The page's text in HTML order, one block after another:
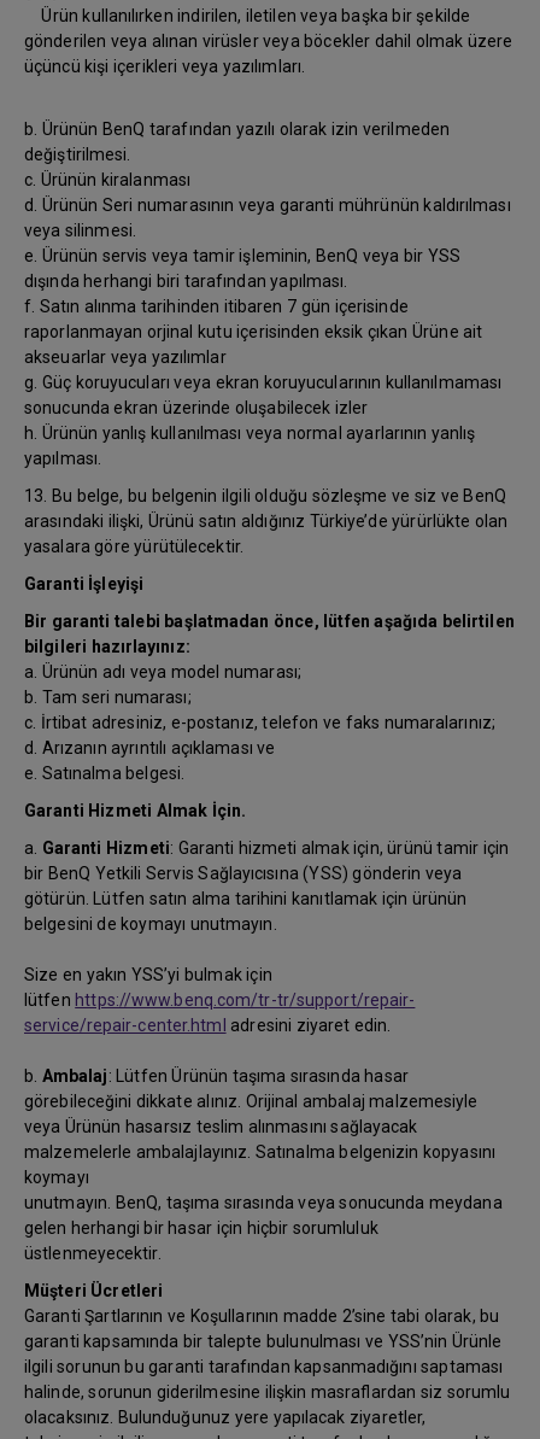
Ürün kullanılırken indirilen, iletilen veya başka bir şekilde
gönderilen veya alınan virüsler veya böcekler dahil olmak üzere
üçüncü kişi içerikleri veya yazılımları.
b. Ürünün BenQ tarafından yazılı olarak izin verilmeden
değiştirilmesi.
c. Ürünün kiralanması
d. Ürünün Seri numarasının veya garanti mührünün kaldırılması
veya silinmesi.
e. Ürünün servis veya tamir işleminin, BenQ veya bir YSS
dışında herhangi biri tarafından yapılması.
f. Satın alınma tarihinden itibaren 7 gün içerisinde
raporlanmayan orjinal kutu içerisinden eksik çıkan Ürüne ait
akseuarlar veya yazılımlar
g. Güç koruyucuları veya ekran koruyucularının kullanılmaması
sonucunda ekran üzerinde oluşabilecek izler
h. Ürünün yanlış kullanılması veya normal ayarlarının yanlış
yapılması.
13. Bu belge, bu belgenin ilgili olduğu sözleşme ve siz ve BenQ
arasındaki ilişki, Ürünü satın aldığınız Türkiye’de yürürlükte olan
yasalara göre yürütülecektir.
Garanti İşleyişi
Bir garanti talebi başlatmadan önce, lütfen aşağıda belirtilen
bilgileri hazırlayınız:
a. Ürünün adı veya model numarası;
b. Tam seri numarası;
c. İrtibat adresiniz, e-postanız, telefon ve faks numaralarınız;
d. Arızanın ayrıntılı açıklaması ve
e. Satınalma belgesi.
Garanti Hizmeti Almak İçin.
a. Garanti Hizmeti: Garanti hizmeti almak için, ürünü tamir için
bir BenQ Yetkili Servis Sağlayıcısına (YSS) gönderin veya
götürün. Lütfen satın alma tarihini kanıtlamak için ürünün
belgesini de koymayı unutmayın.
Size en yakın YSS’yi bulmak için
lütfen https://www.benq.com/tr-tr/support/repair-
service/repair-center.html adresini ziyaret edin.
b. Ambalaj: Lütfen Ürünün taşıma sırasında hasar
görebileceğini dikkate alınız. Orijinal ambalaj malzemesiyle
veya Ürünün hasarsız teslim alınmasını sağlayacak
malzemelerle ambalajlayınız. Satınalma belgenizin kopyasını
koymayı
unutmayın. BenQ, taşıma sırasında veya sonucunda meydana
gelen herhangi bir hasar için hiçbir sorumluluk
üstlenmeyecektir.
Müşteri Ücretleri
Garanti Şartlarının ve Koşullarının madde 2’sine tabi olarak, bu
garanti kapsamında bir talepte bulunulması ve YSS’nin Ürünle
ilgili sorunun bu garanti tarafından kapsanmadığını saptaması
halinde, sorunun giderilmesine ilişkin masraflardan siz sorumlu
olacaksınız. Bulunduğunuz yere yapılacak ziyaretler,